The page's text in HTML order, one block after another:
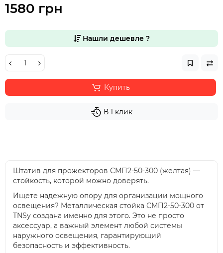
1580 грн
Нашли дешевле ?
Купить
В 1 клик
Штатив для прожекторов СМП2-50-300 (желтая) —
стойкость, которой можно доверять.
Ищете надежную опору для организации мощного
освещения? Металлическая стойка СМП2-50-300 от
TNSy создана именно для этого. Это не просто
аксессуар, а важный элемент любой системы
наружного освещения, гарантирующий
безопасность и эффективность.